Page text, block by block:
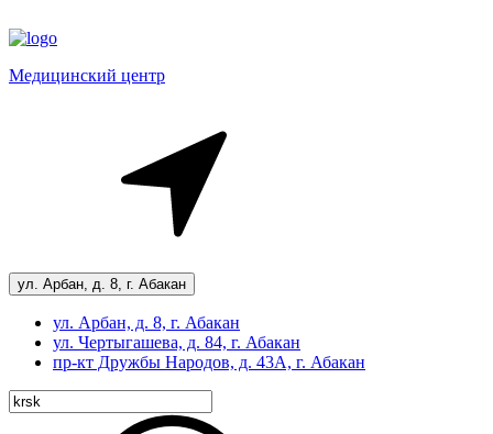
Медицинский центр
ул. Арбан, д. 8, г. Абакан
ул. Арбан, д. 8, г. Абакан
ул. Чертыгашева, д. 84, г. Абакан
пр-кт Дружбы Народов, д. 43А, г. Абакан